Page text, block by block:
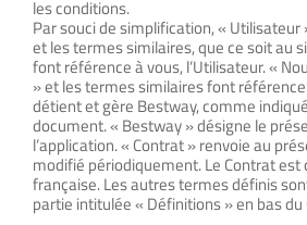
les conditions.
Par souci de simplification, « Utilisateur
et les termes similaires, que ce soit au
font référence à vous, l’Utilisateur. «
» et les termes similaires font
détient et gère Bestway, comme
document. « Bestway » désigne le
l’application. « Contrat » renvoie au
modifié périodiquement. Le Contrat est
française. Les autres termes définis
partie intitulée « Définitions » en bas